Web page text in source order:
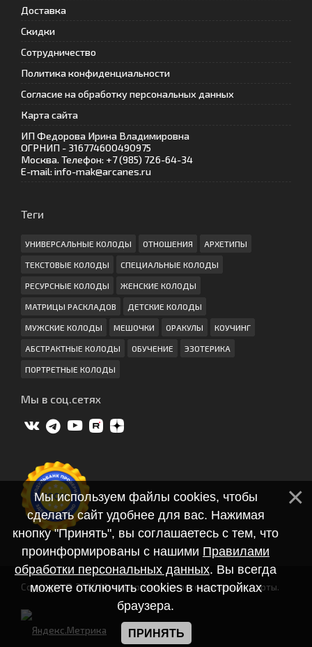
Доставка
Скидки
Сотрудничество
Политика конфиденциальности
Согласие на обработку персональных данных
Карта сайта
ИП Федорова Ирина Владимировна
ОГРНИП - 316774600490975
Москва. Телефон: +7 (985) 726-64-34
E-mail: info-mak@arcanes.ru
Теги
УНИВЕРСАЛЬНЫЕ КОЛОДЫ ОТНОШЕНИЯ АРХЕТИПЫ
ТЕКСТОВЫЕ КОЛОДЫ СПЕЦИАЛЬНЫЕ КОЛОДЫ
РЕСУРСНЫЕ КОЛОДЫ ЖЕНСКИЕ КОЛОДЫ
МАТРИЦЫ РАСКЛАДОВ ДЕТСКИЕ КОЛОДЫ
МУЖСКИЕ КОЛОДЫ МЕШОЧКИ ОРАКУЛЫ КОУЧИНГ
АБСТРАКТНЫЕ КОЛОДЫ ОБУЧЕНИЕ ЭЗОТЕРИКА
ПОРТРЕТНЫЕ КОЛОДЫ
Мы в соц.сетях
Copyright © 2026 Метафорические ассоциативные карты.
Мы используем файлы cookies, чтобы
сделать сайт удобнее для вас. Нажимая
кнопку "Принять", вы соглашаетесь с тем, что
проинформированы с нашими Правилами
обработки персональных данных. Вы всегда
можете отключить cookies в настройках
браузера.
ПРИНЯТЬ